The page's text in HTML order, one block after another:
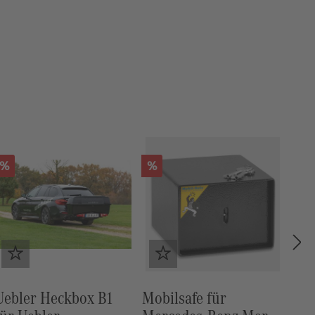
Rabatt
%
für Kühlrucksack